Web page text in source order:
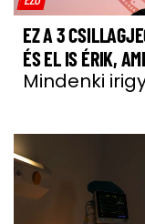
EZ A 3
ÉS EL IS ÉRIK,
Mindenki